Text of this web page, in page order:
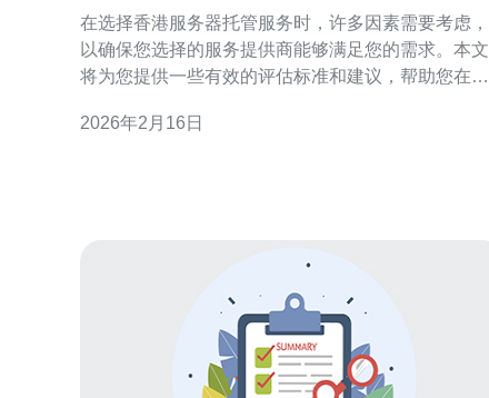
在选择香港服务器托管服务时，许多因素需要考虑，
以确保您选择的服务提供商能够满足您的需求。本文
将为您提供一些有效的评估标准和建议，帮助您在众
优势是什么？ 选择香港服务器托管的理由主要包括其
2026年2月16日